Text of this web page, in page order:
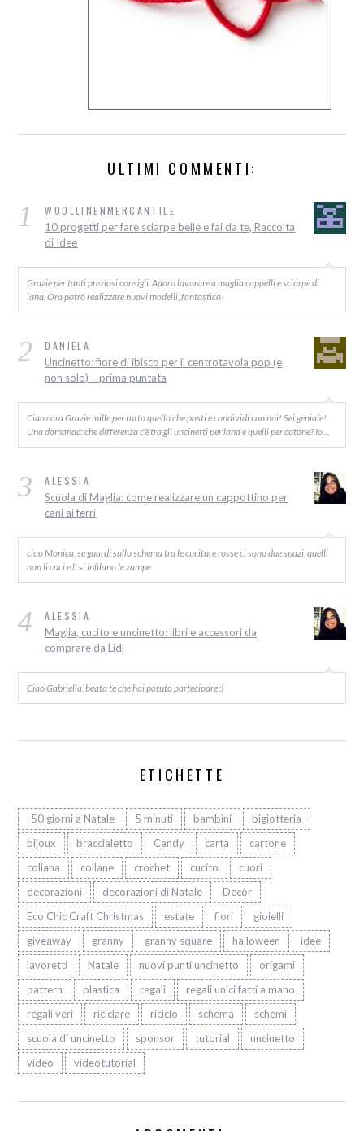
ULTIMI COMMENTI:
1 WOOLLINENMERCANTILE
10 progetti per fare sciarpe belle e fai da te, Raccolta
di Idee
Grazie per tanti preziosi consigli. Adoro lavorare a maglia cappelli e sciarpe di
lana. Ora potrò realizzare nuovi modelli, fantastico!
2 DANIELA
Uncinetto: fiore di ibisco per il centrotavola pop (e
non solo) – prima puntata
Ciao cara Grazie mille per tutto quello che posti e condividi con noi! Sei geniale!
Una domanda: che differenza c’è tra gli uncinetti per lana e quelli per cotone? Io…
3 ALESSIA
Scuola di Maglia: come realizzare un cappottino per
cani ai ferri
ciao Monica, se guardi sullo schema tra le cuciture rosse ci sono due spazi, quelli
non li cuci e lì si infilano le zampe.
4 ALESSIA
Maglia, cucito e uncinetto: libri e accessori da
comprare da Lidl
Ciao Gabriella, beata te che hai potuto partecipare :)
ETICHETTE
-50 giorni a Natale 5 minuti bambini
bigiotteria
bijoux
braccialetto Candy carta
cartone
collana
collane crochet cucito
cuori
decorazioni
decorazioni di Natale
Decòr
Eco Chic Craft Christmas
estate fiori
gioielli
giveaway
granny granny square halloween
idee
lavoretti
Natale nuovi punti uncinetto
origami
pattern
plastica regali
regali unici fatti a mano
regali veri
riciclare riciclo schema
schemi
scuola di uncinetto
sponsor tutorial
uncinetto
video
videotutorial